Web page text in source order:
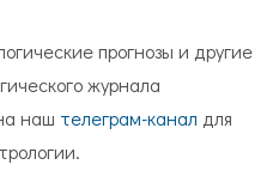
прогнозы и другие
журнала
наш телеграм-канал для